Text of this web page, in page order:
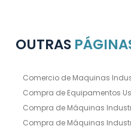
OUTRAS
Comercio de Maquinas
Compra de Equipamentos
Compra de Máquinas
Compra de Máquinas